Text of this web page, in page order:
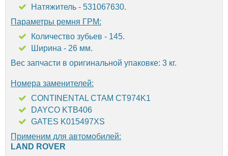
Натяжитель - 531067630.
Параметры ремня ГРМ:
Количество зубьев - 145.
Ширина - 26 мм.
Вес запчасти в оригинальной упаковке: 3 кг.
Номера заменителей:
CONTINENTAL CTAM CT974K1
DAYCO KTB406
GATES K015497XS
Применим для автомобилей:
LAND ROVER